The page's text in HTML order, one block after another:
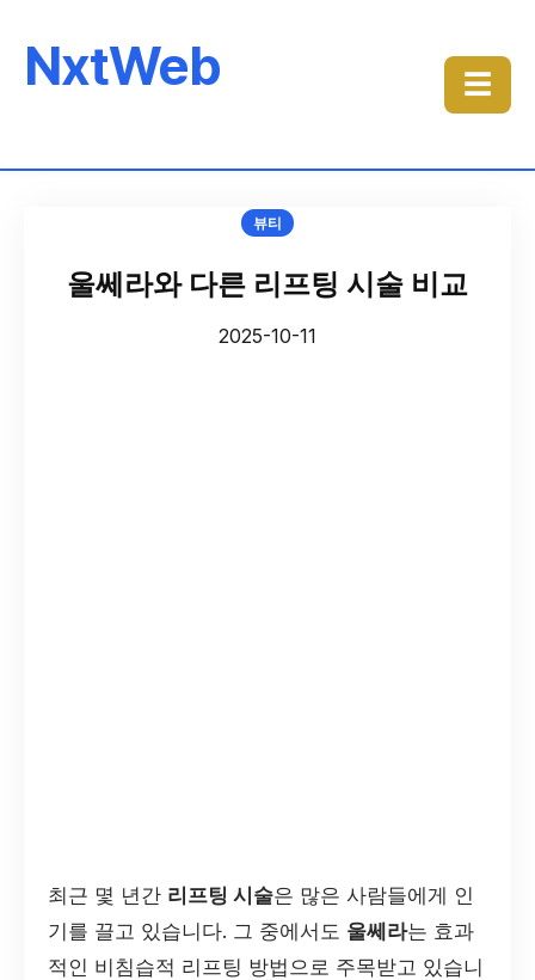
NxtWeb ☰
뷰티
울쎄라와 다른 리프팅 시술 비교
2025-10-11
최근 몇 년간 리프팅 시술은 많은 사람들에게 인
기를 끌고 있습니다. 그 중에서도 울쎄라는 효과
적인 비침습적 리프팅 방법으로 주목받고 있습니